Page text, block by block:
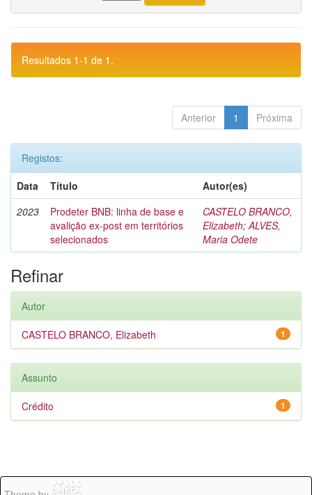
Resultados 1-1 de 1.
Anterior 1 Próxima
Registos:
Data
Título
Autor(es)
2023
Prodeter BNB: linha de base e
avalição ex-post em territórios
selecionados
CASTELO BRANCO,
Elizabeth;ALVES,
Maria Odete
Refinar
Autor
1
CASTELO BRANCO, Elizabeth
Assunto
1
Crédito